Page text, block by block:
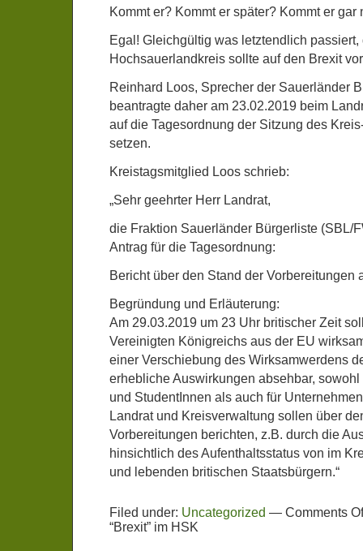
Kommt er? Kommt er später? Kommt er gar
Egal! Gleichgültig was letztendlich passiert,
Hochsauerlandkreis sollte auf den Brexit
Reinhard Loos, Sprecher der Sauerländer
beantragte daher am 23.02.2019 beim
auf die Tagesordnung der Sitzung des
setzen.
Kreistagsmitglied Loos schrieb:
„Sehr geehrter Herr Landrat,
die Fraktion Sauerländer Bürgerliste (SBL/
Antrag für die Tagesordnung:
Bericht über den Stand der Vorbereitungen
Begründung und Erläuterung:
Am 29.03.2019 um 23 Uhr britischer Zeit
Vereinigten Königreichs aus der EU
einer Verschiebung des Wirksamwerdens
erhebliche Auswirkungen absehbar,
und StudentInnen als auch für
Landrat und Kreisverwaltung sollen über
Vorbereitungen berichten, z.B. durch die
hinsichtlich des Aufenthaltsstatus von im
und lebenden britischen Staatsbürgern.“
Filed under: Uncategorized — Comments
“Brexit” im HSK